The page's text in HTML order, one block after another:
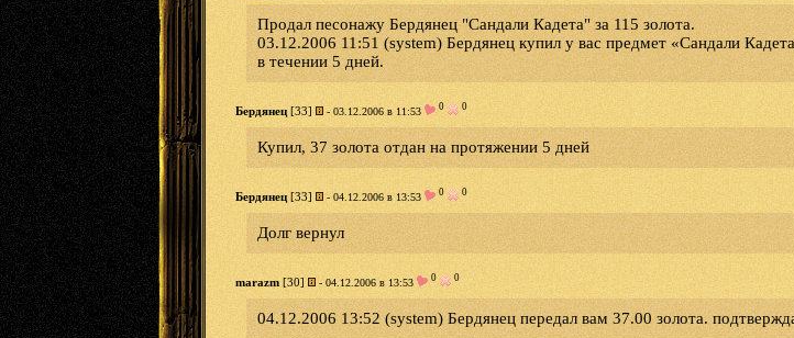
Продал песонажу Бердянец "Сандали Кадета" за 115 золота.
03.12.2006 11:51 (system) Бердянец купил у вас предмет «Сандали
в течении 5 дней.
Бердянец [33] - 03.12.2006 в 11:53 0 0
Купил, 37 золота отдан на протяжении 5 дней
Бердянец [33] - 04.12.2006 в 13:53 0 0
Долг вернул
marazm [30] - 04.12.2006 в 13:53 0 0
04.12.2006 13:52 (system) Бердянец передал вам 37.00 золота.